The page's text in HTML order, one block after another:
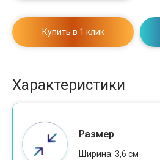
Купить в 1 клик
Характеристики
Размер
Ширина: 3,6 см